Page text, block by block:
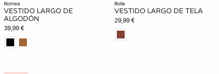
romea
VESTIDO LARGO DE
ALGODÓN
39,99 €
rolie
VESTIDO LARGO DE TELA
29,99 €